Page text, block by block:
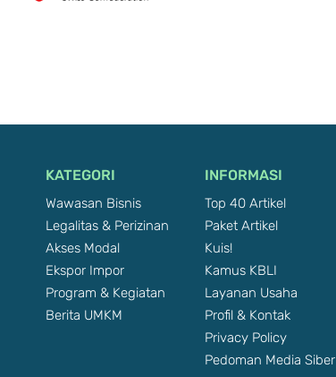
KATEGORI
Wawasan Bisnis
Legalitas & Perizinan
Akses Modal
Ekspor Impor
Program & Kegiatan
Berita UMKM
INFORMASI
Top 40 Artikel
Paket Artikel
Kuis!
Kamus KBLI
Layanan Usaha
Profil & Kontak
Privacy Policy
Pedoman Media Siber